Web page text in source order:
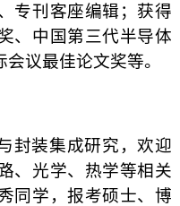
专刊客座编辑 ；获得
、中国第三代半导体
会议最佳论文奖等。
封装集成研究，欢迎
、光学、热学等相关
同学，报考硕士、博